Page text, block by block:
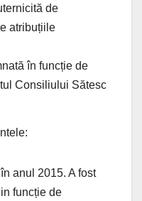
de
atribuțiile
în funcție de
Consiliului Sătesc
anul 2015. A fost
funcție de